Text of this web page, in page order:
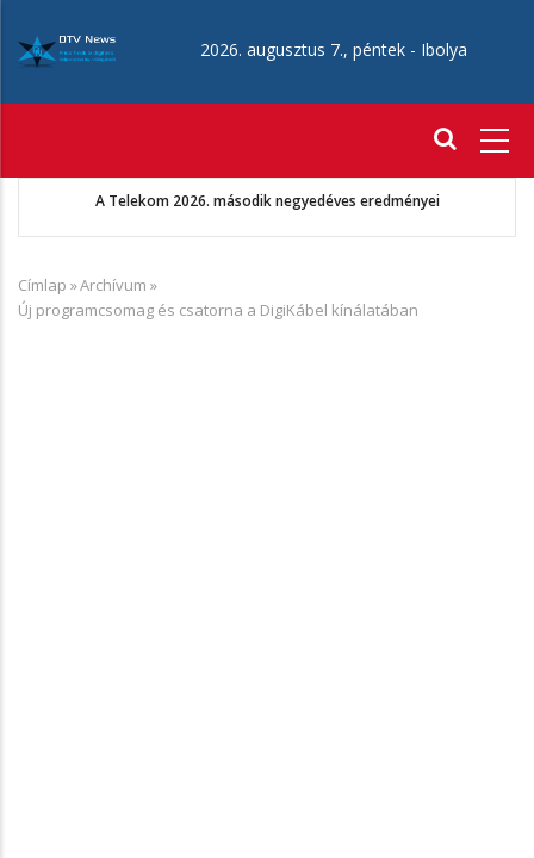
tartalomra
2026. augusztus 7., péntek - Ibolya
A Telekom 2026. második negyedéves eredményei
Morzsa
Címlap »Archívum »
Új programcsomag és csatorna a DigiKábel kínálatában